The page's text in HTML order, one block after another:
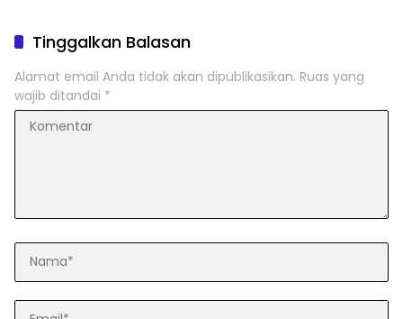
Tinggalkan Balasan
Alamat email Anda tidak akan dipublikasikan. Ruas yang
wajib ditandai *